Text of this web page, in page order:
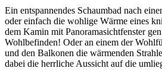
Ein entspannendes Schaumbad nach
oder einfach die wohlige Wärme eines
dem Kamin mit Panoramasichtfenster
Wohlbefinden! Oder an einem der
und den Balkonen die wärmenden
dabei die herrliche Aussicht auf die